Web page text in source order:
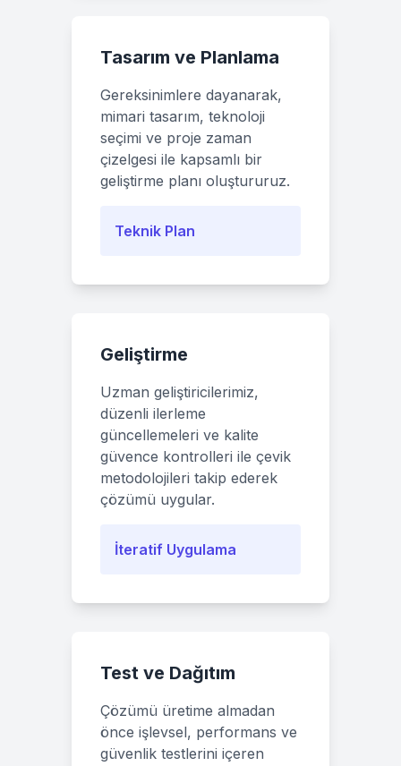
Tasarım ve Planlama
Gereksinimlere dayanarak,
mimari tasarım, teknoloji
seçimi ve proje zaman
çizelgesi ile kapsamlı bir
geliştirme planı oluştururuz.
Teknik Plan
Geliştirme
Uzman geliştiricilerimiz,
düzenli ilerleme
güncellemeleri ve kalite
güvence kontrolleri ile çevik
metodolojileri takip ederek
çözümü uygular.
İteratif Uygulama
Test ve Dağıtım
Çözümü üretime almadan
önce işlevsel, performans ve
güvenlik testlerini içeren